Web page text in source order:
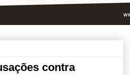
contra